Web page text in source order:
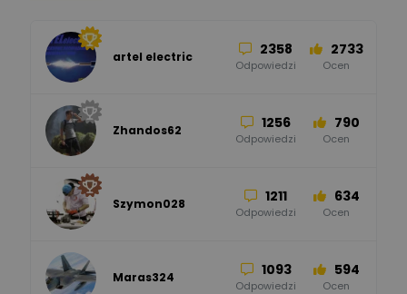
ELKO-BIS Systemy
47 67
50 59
52 45
artel electric 2358
Odpowiedzi
2733
Ocen
Zhandos62 1256
Odpowiedzi
790
Ocen
Szymon028 1211
Odpowiedzi
634
Ocen
Maras324 1093
Odpowiedzi
594
Ocen